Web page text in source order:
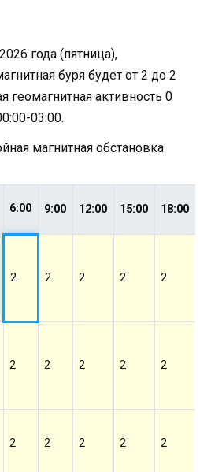
года (пятница),
буря будет от 2 до 2
геомагнитная активность 0
03:00.
магнитная обстановка
6:00 9:00 12:00 15:00 18:00
2 2 2 2 2
2 2 2 2 2
2 2 2 2 2